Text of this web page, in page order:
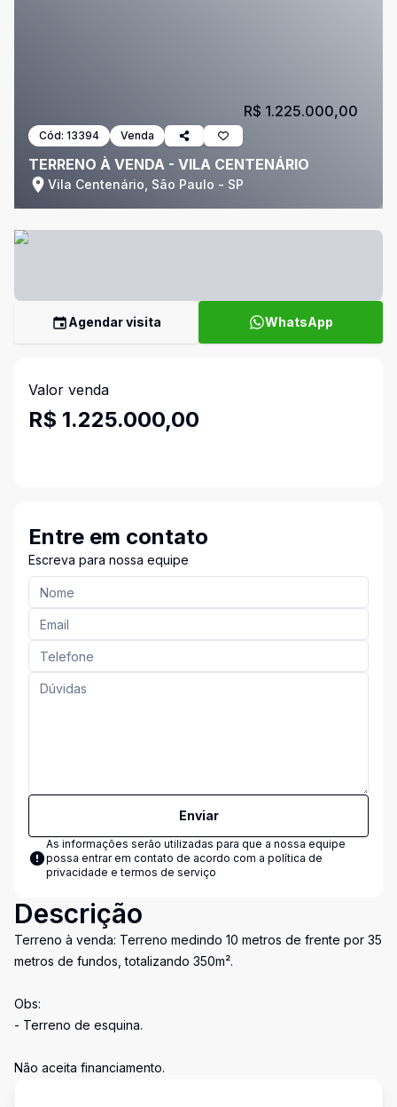
Cód: 13394 Venda
TERRENO À VENDA - VILA CENTENÁRIO
Vila Centenário, São Paulo - SP
R$ 1.225.000,00
Agendar visita WhatsApp
Valor venda
R$ 1.225.000,00
Entre em contato
Escreva para nossa equipe
Enviar
As informações serão utilizadas para que a nossa equipe
possa entrar em contato de acordo com a política de
privacidade e termos de serviço
Descrição
Terreno à venda: Terreno medindo 10 metros de frente por 35
metros de fundos, totalizando 350m².
Obs:
- Terreno de esquina.
Não aceita financiamento.